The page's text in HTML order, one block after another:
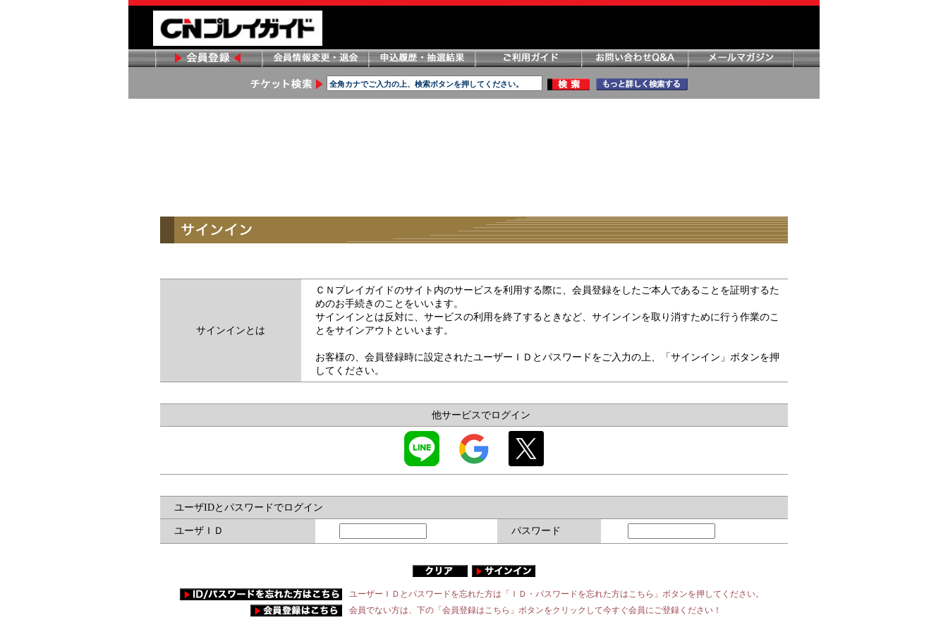
サインインとは
ＣＮプレイガイドのサイト内のサービスを利用する際に、会員登録をしたご本人であることを証明するた
めのお手続きのことをいいます。
サインインとは反対に、サービスの利用を終了するときなど、サインインを取り消すために行う作業のこ
とをサインアウトといいます。
お客様の、会員登録時に設定されたユーザーＩＤとパスワードをご入力の上、「サインイン」ボタンを押
してください。
他サービスでログイン
ユーザIDとパスワードでログイン
ユーザＩＤ パスワード
ユーザーＩＤとパスワードを忘れた方は「ＩＤ・パスワードを忘れた方はこちら」ボタンを押してください。
会員でない方は、下の「会員登録はこちら」ボタンをクリックして今すぐ会員にご登録ください！